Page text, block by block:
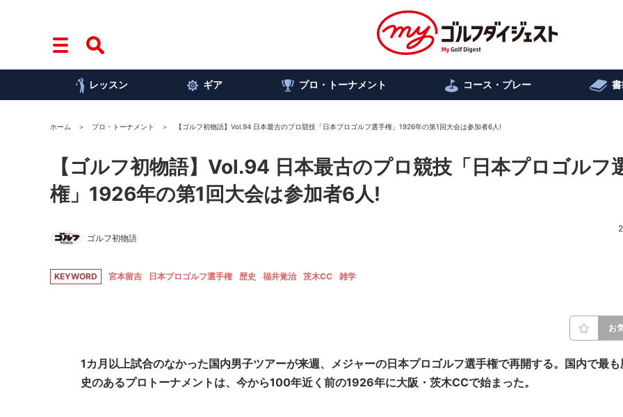
レッスン ギア プロ・トーナメント コース・プレー
ホーム プロ・トーナメント 【ゴルフ初物語】Vol.94 日本最古のプロ競技「日本プロゴルフ選手権」1926年の第1回大会は参加者6人!
【ゴルフ初物語】Vol.94 日本最古のプロ競技「日本プロゴルフ
権」1926年の第1回大会は参加者6人!
ゴルフ初物語
KEYWORD 宮本留吉 日本プロゴルフ選手権 歴史 福井覚治 茨木CC 雑学
お
1カ月以上試合のなかった国内男子ツアーが来週、メジャーの日本プロゴルフ選手権で再開する。国内で最も
史のあるプロトーナメントは、今から100年近く前の1926年に大阪・茨木CCで始まった。